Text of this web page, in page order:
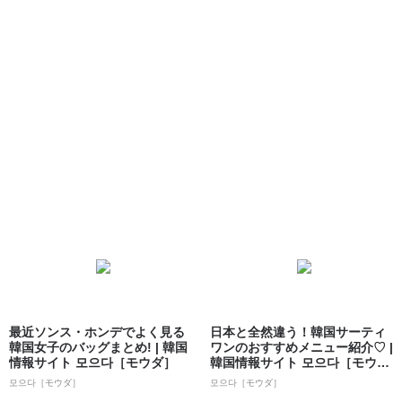
最近ソンス・ホンデでよく見る
韓国女子のバッグまとめ! | 韓国
情報サイト 모으다［モウダ］
모으다［モウダ］
日本と全然違う！韓国サーティ
ワンのおすすめメニュー紹介♡ |
韓国情報サイト 모으다［モウ
ダ］
모으다［モウダ］